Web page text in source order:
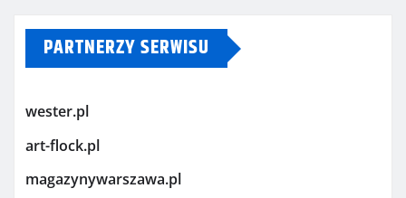
PARTNERZY SERWISU
wester.pl
art-flock.pl
magazynywarszawa.pl